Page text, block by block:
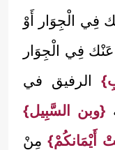
فِي الْجِوَار أَوْ
عَنْك فِي الْجِوَار
الرفيق في
{وبن السَّبِيل}
أَيْمَانكُمْ}مِنْ